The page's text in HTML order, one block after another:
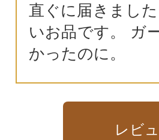
直ぐに届きまし
いお品です。 ガ
かったのに。
レビ